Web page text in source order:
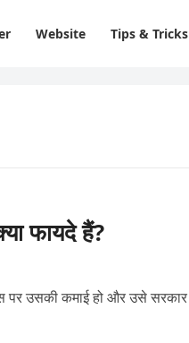
Website Tips & Tricks
फायदे हैं?
पर उसकी कमाई हो और उसे सरकार